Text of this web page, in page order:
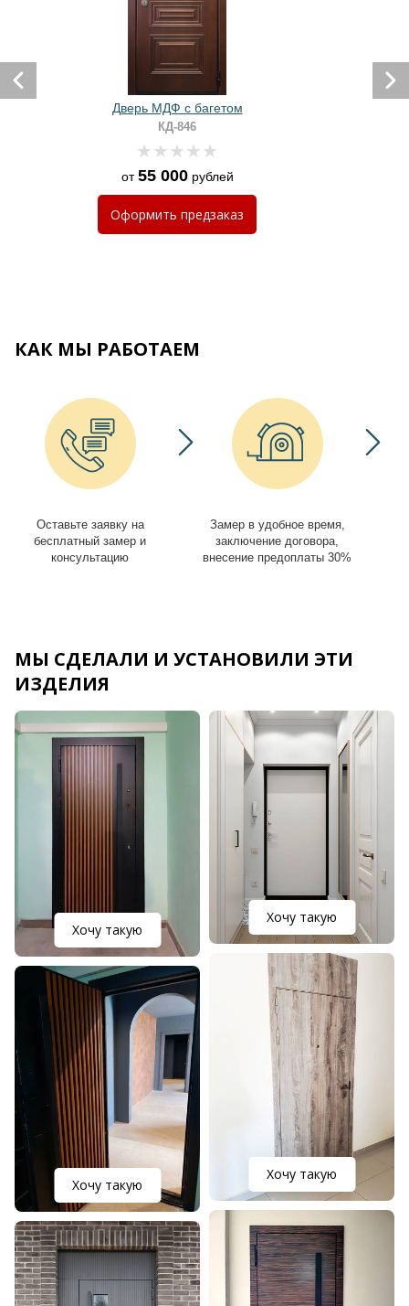
Дверь МДФ с багетом
КД-846
от55 000рублей
Оформить предзаказ
КАК МЫ РАБОТАЕМ
Оставьте заявку на
бесплатный замер и
консультацию
Замер в удобное время,
заключение договора,
внесение предоплаты 30%
МЫ СДЕЛАЛИ И УСТАНОВИЛИ ЭТИ
ИЗДЕЛИЯ
Хочу такую
Хочу такую
Хочу такую
Хочу такую